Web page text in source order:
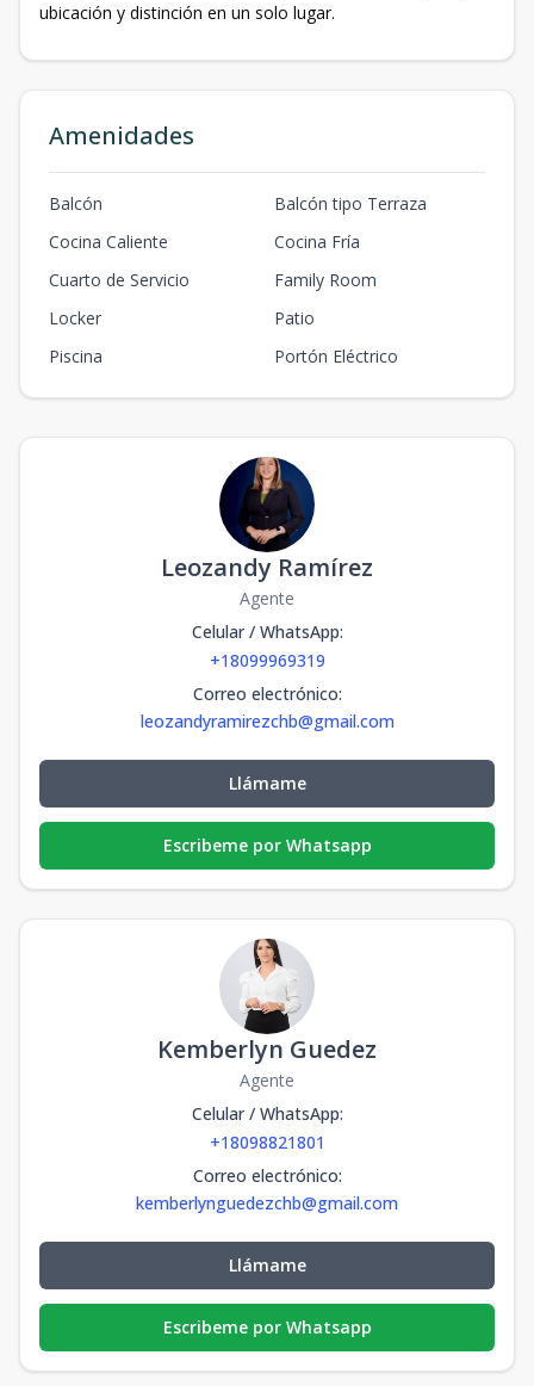
ubicación y distinción en un solo lugar.
Amenidades
Balcón
Balcón tipo Terraza
Cocina Caliente
Cocina Fría
Cuarto de Servicio
Family Room
Locker
Patio
Piscina
Portón Eléctrico
Leozandy Ramírez
Agente
Celular / WhatsApp:
+18099969319
Correo electrónico:
leozandyramirezchb@gmail.com
Llámame
Escribeme por Whatsapp
Kemberlyn Guedez
Agente
Celular / WhatsApp:
+18098821801
Correo electrónico:
kemberlynguedezchb@gmail.com
Llámame
Escribeme por Whatsapp